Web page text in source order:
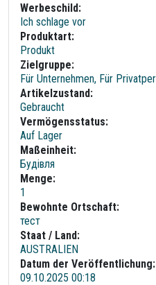
Werbeschild:
Ich schlage vor
Produktart:
Produkt
Zielgruppe:
Für Unternehmen, Für
Artikelzustand:
Gebraucht
Vermögensstatus:
Auf Lager
Maßeinheit:
Будівля
Menge:
1
Bewohnte Ortschaft:
тест
Staat / Land:
AUSTRALIEN
Datum der Veröffentlichung:
09.10.2025 00:18